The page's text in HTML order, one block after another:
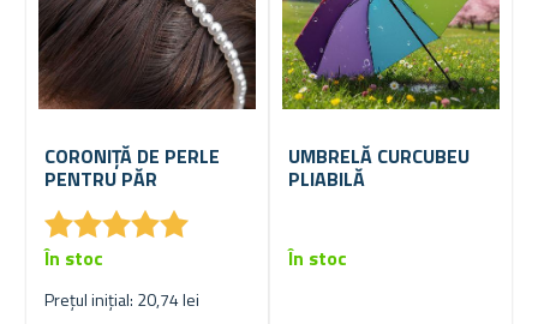
CORONIȚĂ DE PERLE
PENTRU PĂR
★★★★★
★★★★★
Prețul inițial: 20,74 lei
În stoc
UMBRELĂ CURCUBEU
PLIABILĂ
În stoc